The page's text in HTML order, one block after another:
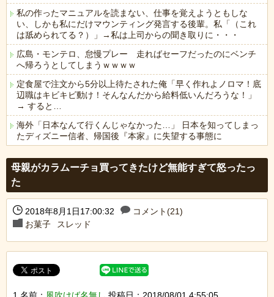
私の作ったマニュアルを読まない、仕事を覚えようともしな
い、しかも私にだけマウンティング発言する後輩。私「（これ
は舐められてる？）」→私は上司からの聞き取りに・・・
広島・モンテロ、怠慢プレー 走ればセーフだったのにベンチ
へ帰ろうとしてしまうｗｗｗｗ
定食屋で注文から5分以上待たされた俺「早く作れよノロマ！底
辺職はキビキビ動け！そんなんだから給料低いんだろうな！」
→ すると…
海外「日本なんて行くんじゃなかった…」 日本を知ってしまっ
たディズニー信者、帰国後『本家』に失望する事態に
母親がカラムーチョ買ってきたけど無能すぎて怒ったっ
た
2018年8月1日17:00:32
コメント(21)
お菓子
スレッド